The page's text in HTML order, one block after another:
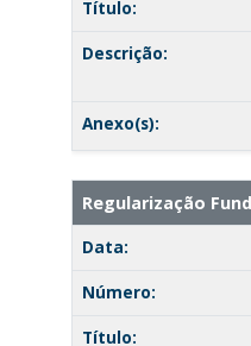
Título:
Descrição:
Anexo(s):
Regularização
Data:
Número:
Título: